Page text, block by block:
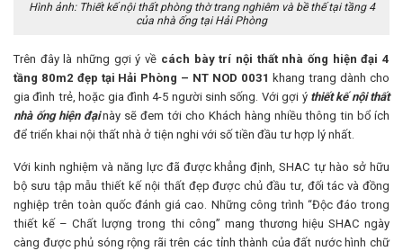
Hình ảnh: Thiết kế nội thất phòng thờ trang nghiêm và bề thế tại tầng 4
của nhà ống tại Hải Phòng
Trên đây là những gợi ý về cách bày trí nội thất nhà ống hiện đại 4
tầng 80m2 đẹp tại Hải Phòng – NT NOD 0031 khang trang dành cho
gia đình trẻ, hoặc gia đình 4-5 người sinh sống. Với gợi ý thiết kế nội thất
nhà ống hiện đạinày sẽ đem tới cho Khách hàng nhiều thông tin bổ ích
để triển khai nội thất nhà ở tiện nghi với số tiền đầu tư hợp lý nhất.
Với kinh nghiệm và năng lực đã được khẳng định, SHAC tự hào sở hữu
bộ sưu tập mẫu thiết kế nội thất đẹp được chủ đầu tư, đối tác và đồng
nghiệp trên toàn quốc đánh giá cao. Những công trình “Độc đáo trong
thiết kế – Chất lượng trong thi công” mang thương hiệu SHAC ngày
càng được phủ sóng rộng rãi trên các tỉnh thành của đất nước hình chữ